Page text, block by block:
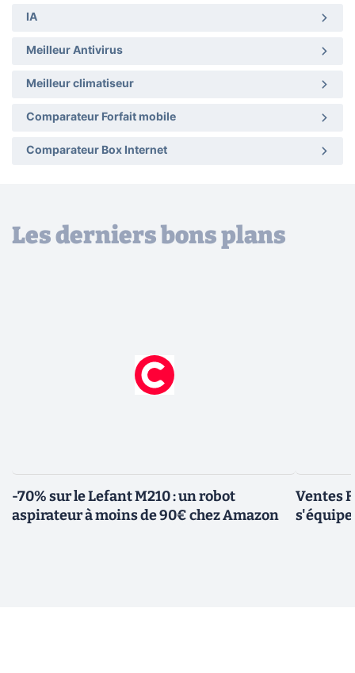
IA
Meilleur Antivirus
Meilleur climatiseur
Comparateur Forfait mobile
Comparateur Box Internet
Les derniers bons plans
-70% sur le Lefant M210 : un robot
aspirateur à moins de 90€ chez Amazon
Ventes